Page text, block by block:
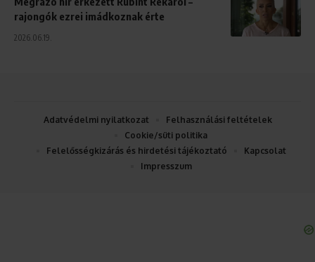
rajongók ezrei imádkoznak érte
2026.06.19.
Adatvédelmi nyilatkozat
Felhasználási feltételek
Cookie/süti politika
Felelősségkizárás és hirdetési tájékoztató
Kapcsolat
Impresszum